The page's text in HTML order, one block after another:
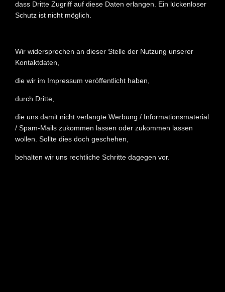
dass Dritte Zugriff auf diese Daten erlangen. Ein lückenloser
Schutz ist nicht möglich.
Wir widersprechen an dieser Stelle der Nutzung unserer
Kontaktdaten,
die wir im Impressum veröffentlicht haben,
durch Dritte,
die uns damit nicht verlangte Werbung / Informationsmaterial
/ Spam-Mails zukommen lassen oder zukommen lassen
wollen. Sollte dies doch geschehen,
behalten wir uns rechtliche Schritte dagegen vor.